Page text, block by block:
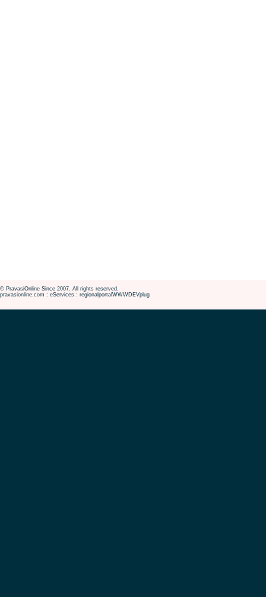
© PravasiOnline Since 2007. All rights reserved.
pravasionline.com : eServices : regionalportalWWWDEVplug